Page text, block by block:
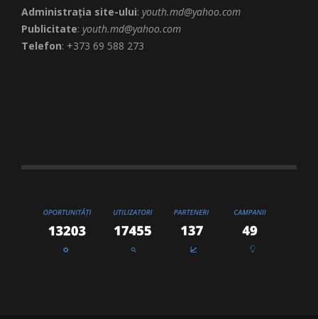
Administrația site-ului: youth.md@yahoo.com
Publicitate: youth.md@yahoo.com
Telefon: +373 69 588 273